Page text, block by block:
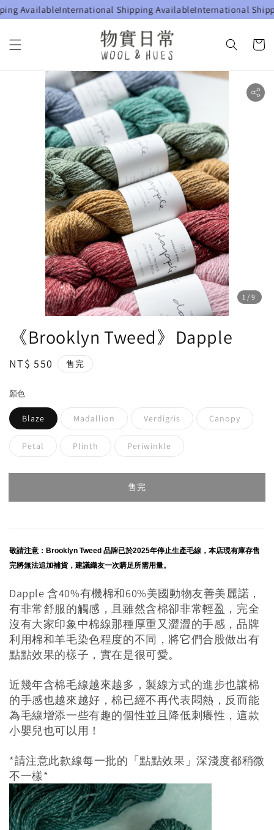
AvailableInternational Shipping AvailableInternational
1 /9
《Brooklyn Tweed》Dapple
Regular
NT$ 550 售完
顏色
Blaze Madallion Verdigris Canopy
Petal Plinth Periwinkle
售完
敬請注意：Brooklyn Tweed 品牌已於2025年停止生產毛線，本店現有庫存售
完將無法追加補貨，建議織友一次購足所需用量。
Dapple 含40%有機棉和60%美國動物友善美麗諾，
有非常舒服的觸感，且雖然含棉卻非常輕盈，完全
沒有大家印象中棉線那種厚重又澀澀的手感，品牌
利用棉和羊毛染色程度的不同，將它們合股做出有
點點效果的樣子，實在是很可愛。
近幾年含棉毛線越來越多，製線方式的進步也讓棉
的手感也越來越好，棉已經不再代表悶熱，反而能
為毛線增添一些有趣的個性並且降低刺癢性，這款
小嬰兒也可以用！
*請注意此款線每一批的「點點效果」深淺度都稍微
不一樣*